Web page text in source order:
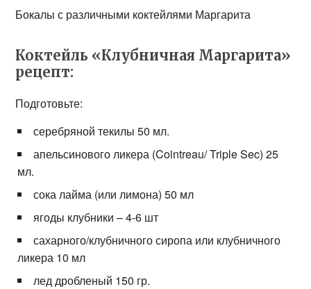
Бокалы с различными коктейлями Маргарита
Коктейль «Клубничная Маргарита»
рецепт:
Подготовьте:
серебряной текилы 50 мл.
апельсинового ликера (Cointreau/ Triple Sec) 25
мл.
сока лайма (или лимона) 50 мл
ягоды клубники – 4-6 шт
сахарного/клубничного сиропа или клубничного
ликера 10 мл
лед дробленый 150 гр.